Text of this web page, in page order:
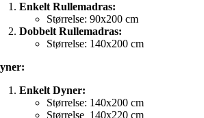
Enkelt Rullemadras:
Størrelse: 90x200 cm
Dobbelt Rullemadras:
Størrelse: 140x200 cm
Enkelt Dyner:
Størrelse: 140x200 cm
Størrelse 140x220 cm